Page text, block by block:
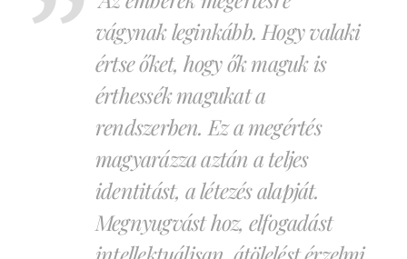
vágynak leginkább. Hogy valaki
értse őket, hogy ők maguk is
érthessék magukat a
rendszerben. Ez a megértés
magyarázza aztán a teljes
identitást, a létezés alapját.
Megnyugvást hoz, elfogadást